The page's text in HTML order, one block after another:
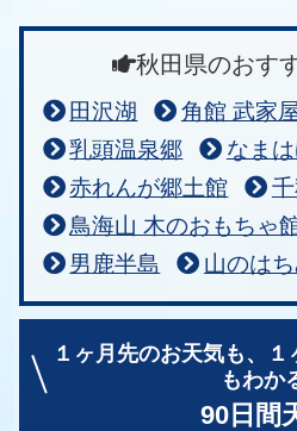
秋田県のおす
田沢湖
角館 武家
乳頭温泉郷
なま
赤れんが郷土館
鳥海山 木のおもちゃ
男鹿半島
山のは
１ヶ月先のお天気も、
もわか
90日間